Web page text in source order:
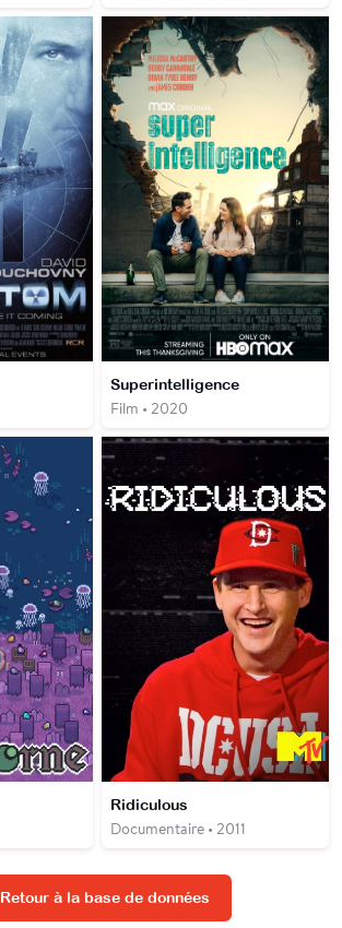
Superintelligence
Film • 2020
Ridiculous
Documentaire • 2011
Retour à la base de données